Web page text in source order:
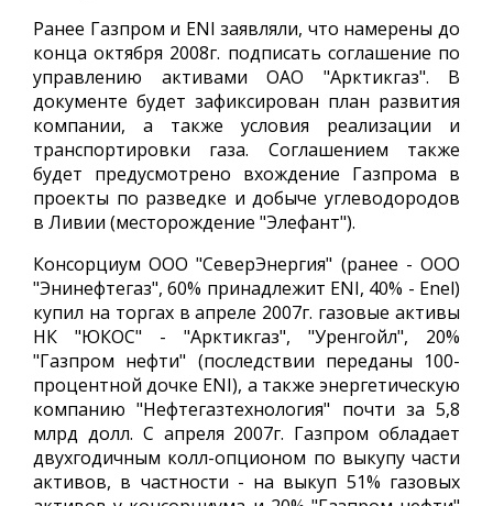
Ранее Газпром и ENI заявляли, что намерены до
конца октября 2008г. подписать соглашение по
управлению активами ОАО "Арктикгаз". В
документе будет зафиксирован план развития
компании, а также условия реализации и
транспортировки газа. Соглашением также
будет предусмотрено вхождение Газпрома в
проекты по разведке и добыче углеводородов
в Ливии (месторождение "Элефант").
Консорциум ООО "СеверЭнергия" (ранее - ООО
"Энинефтегаз", 60% принадлежит ENI, 40% - Enel)
купил на торгах в апреле 2007г. газовые активы
НК "ЮКОС" - "Арктикгаз", "Уренгойл", 20%
"Газпром нефти" (последствии переданы 100-
процентной дочке ENI), а также энергетическую
компанию "Нефтегазтехнология" почти за 5,8
млрд долл. С апреля 2007г. Газпром обладает
двухгодичным колл-опционом по выкупу части
активов, в частности - на выкуп 51% газовых